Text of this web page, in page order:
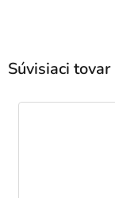
Súvisiaci tovar